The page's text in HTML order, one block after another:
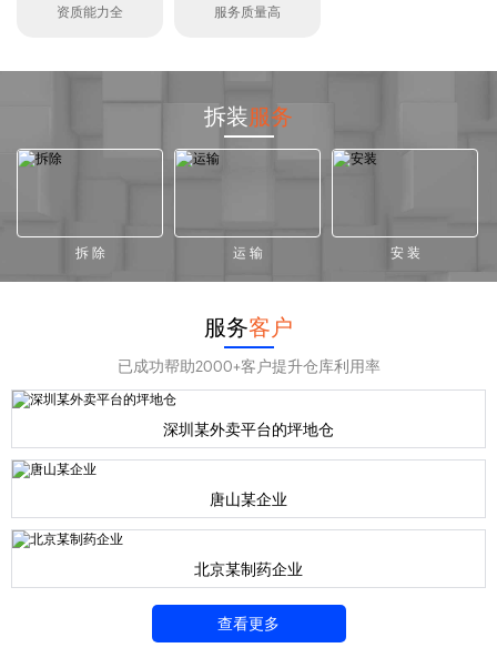
资质能力全 服务质量高
拆装服务
拆 除 运 输 安 装
服务客户
已成功帮助2000+客户提升仓库利用率
深圳某外卖平台的坪地仓
唐山某企业
北京某制药企业
查看更多